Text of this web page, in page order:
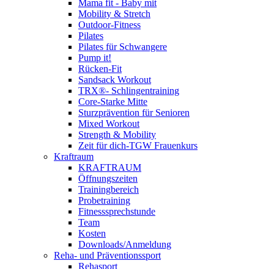
Mama fit - Baby mit
Mobility & Stretch
Outdoor-Fitness
Pilates
Pilates für Schwangere
Pump it!
Rücken-Fit
Sandsack Workout
TRX®- Schlingentraining
Core-Starke Mitte
Sturzprävention für Senioren
Mixed Workout
Strength & Mobility
Zeit für dich-TGW Frauenkurs
Kraftraum
KRAFTRAUM
Öffnungszeiten
Trainingbereich
Probetraining
Fitnesssprechstunde
Team
Kosten
Downloads/Anmeldung
Reha- und Präventionssport
Rehasport